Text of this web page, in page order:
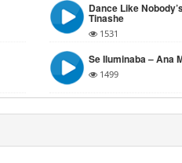
Dance Like
Tinashe
1531
Se Iluminaba – Ana
1499